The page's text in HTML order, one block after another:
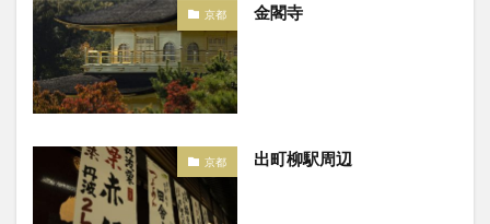
京都 金閣寺
京都 出町柳駅周辺